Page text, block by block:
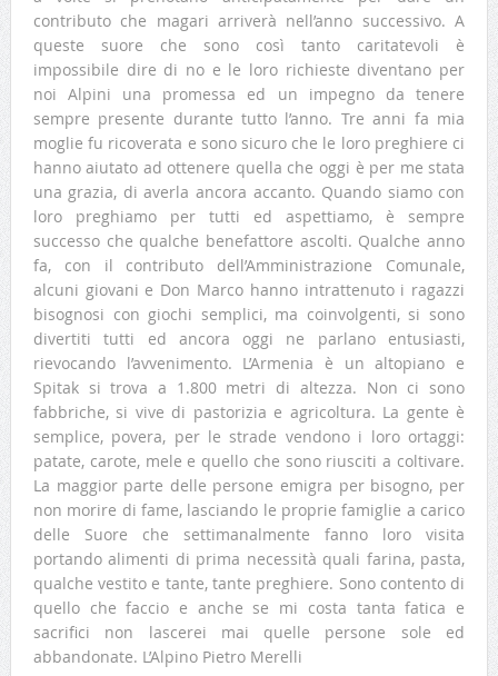
contributo che magari arriverà nell’anno successivo. A
queste suore che sono così tanto caritatevoli è
impossibile dire di no e le loro richieste diventano per
noi Alpini una promessa ed un impegno da tenere
sempre presente durante tutto l’anno. Tre anni fa mia
moglie fu ricoverata e sono sicuro che le loro preghiere ci
hanno aiutato ad ottenere quella che oggi è per me stata
una grazia, di averla ancora accanto. Quando siamo con
loro preghiamo per tutti ed aspettiamo, è sempre
successo che qualche benefattore ascolti. Qualche anno
fa, con il contributo dell’Amministrazione Comunale,
alcuni giovani e Don Marco hanno intrattenuto i ragazzi
bisognosi con giochi semplici, ma coinvolgenti, si sono
divertiti tutti ed ancora oggi ne parlano entusiasti,
rievocando l’avvenimento. L’Armenia è un altopiano e
Spitak si trova a 1.800 metri di altezza. Non ci sono
fabbriche, si vive di pastorizia e agricoltura. La gente è
semplice, povera, per le strade vendono i loro ortaggi:
patate, carote, mele e quello che sono riusciti a coltivare.
La maggior parte delle persone emigra per bisogno, per
non morire di fame, lasciando le proprie famiglie a carico
delle Suore che settimanalmente fanno loro visita
portando alimenti di prima necessità quali farina, pasta,
qualche vestito e tante, tante preghiere. Sono contento di
quello che faccio e anche se mi costa tanta fatica e
sacrifici non lascerei mai quelle persone sole ed
abbandonate. L’Alpino Pietro Merelli